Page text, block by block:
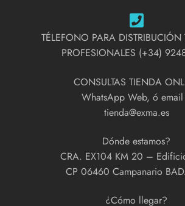
TÉLEFONO PARA
PROFESIONALES (+34)
CONSULTAS TIENDA
WhatsApp Web, ó
tienda@exma.es
Dónde estamos?
CRA. EX104 KM 20 –
CP 06460 Campanario
¿Cómo llegar?